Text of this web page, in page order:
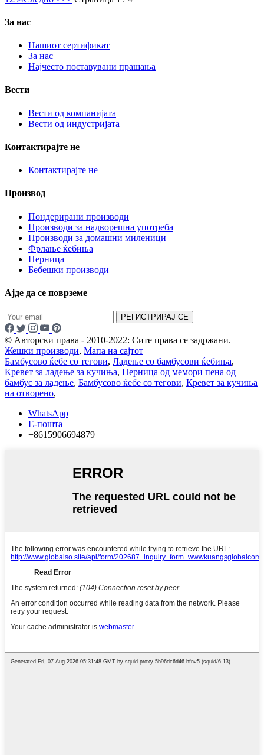
За нас
Нашиот сертификат
За нас
Најчесто поставувани прашања
Вести
Вести од компанијата
Вести од индустријата
Контактирајте не
Контактирајте не
Производ
Пондерирани производи
Производи за надворешна употреба
Производи за домашни миленици
Фрлање ќебиња
Перница
Бебешки производи
Ајде да се поврземе
РЕГИСТРИРАЈ СЕ
© Авторски права - 2010-2022: Сите права се задржани.
Жешки производи, Мапа на сајтот
Бамбусово ќебе со тегови, Ладење со бамбусови ќебиња,
Кревет за ладење за кучиња, Перница од мемори пена од
бамбус за ладење, Бамбусово ќебе со тегови, Кревет за кучиња
на отворено,
WhatsApp
Е-пошта
+8615906694879